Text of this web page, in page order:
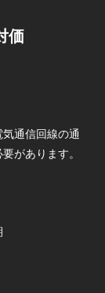
価
通信回線の通
があります。